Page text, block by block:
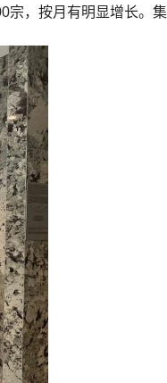
，按月有明显增长。